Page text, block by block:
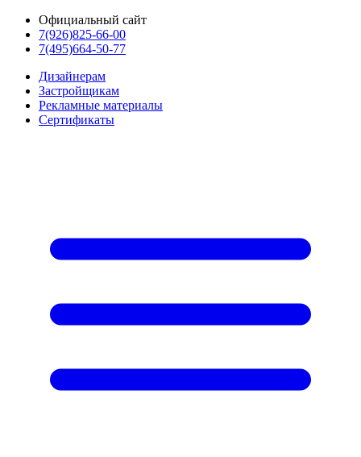
Официальный сайт
7(926)825-66-00
7(495)664-50-77
Дизайнерам
Застройщикам
Рекламные материалы
Сертификаты